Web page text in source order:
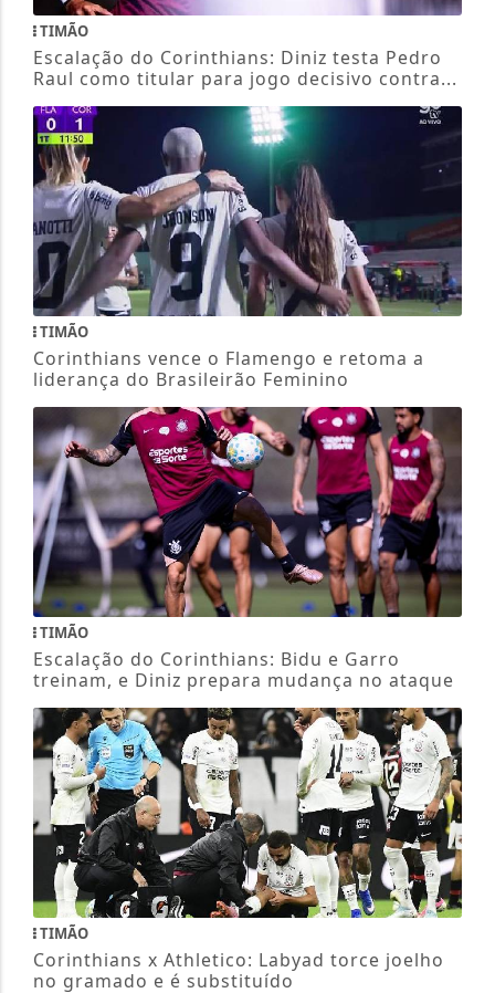
TIMÃO
Escalação do Corinthians: Diniz testa Pedro
Raul como titular para jogo decisivo contra...
TIMÃO
Corinthians vence o Flamengo e retoma a
liderança do Brasileirão Feminino
TIMÃO
Escalação do Corinthians: Bidu e Garro
treinam, e Diniz prepara mudança no ataque
TIMÃO
Corinthians x Athletico: Labyad torce joelho
no gramado e é substituído